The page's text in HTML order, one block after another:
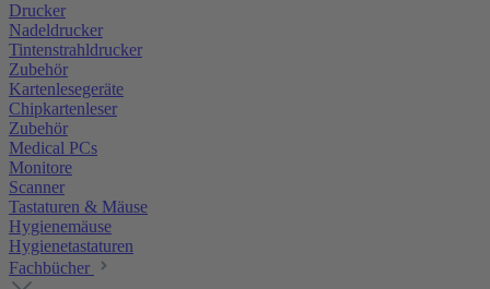
Drucker
Nadeldrucker
Tintenstrahldrucker
Zubehör
Kartenlesegeräte
Chipkartenleser
Zubehör
Medical PCs
Monitore
Scanner
Tastaturen & Mäuse
Hygienemäuse
Hygienetastaturen
Fachbücher